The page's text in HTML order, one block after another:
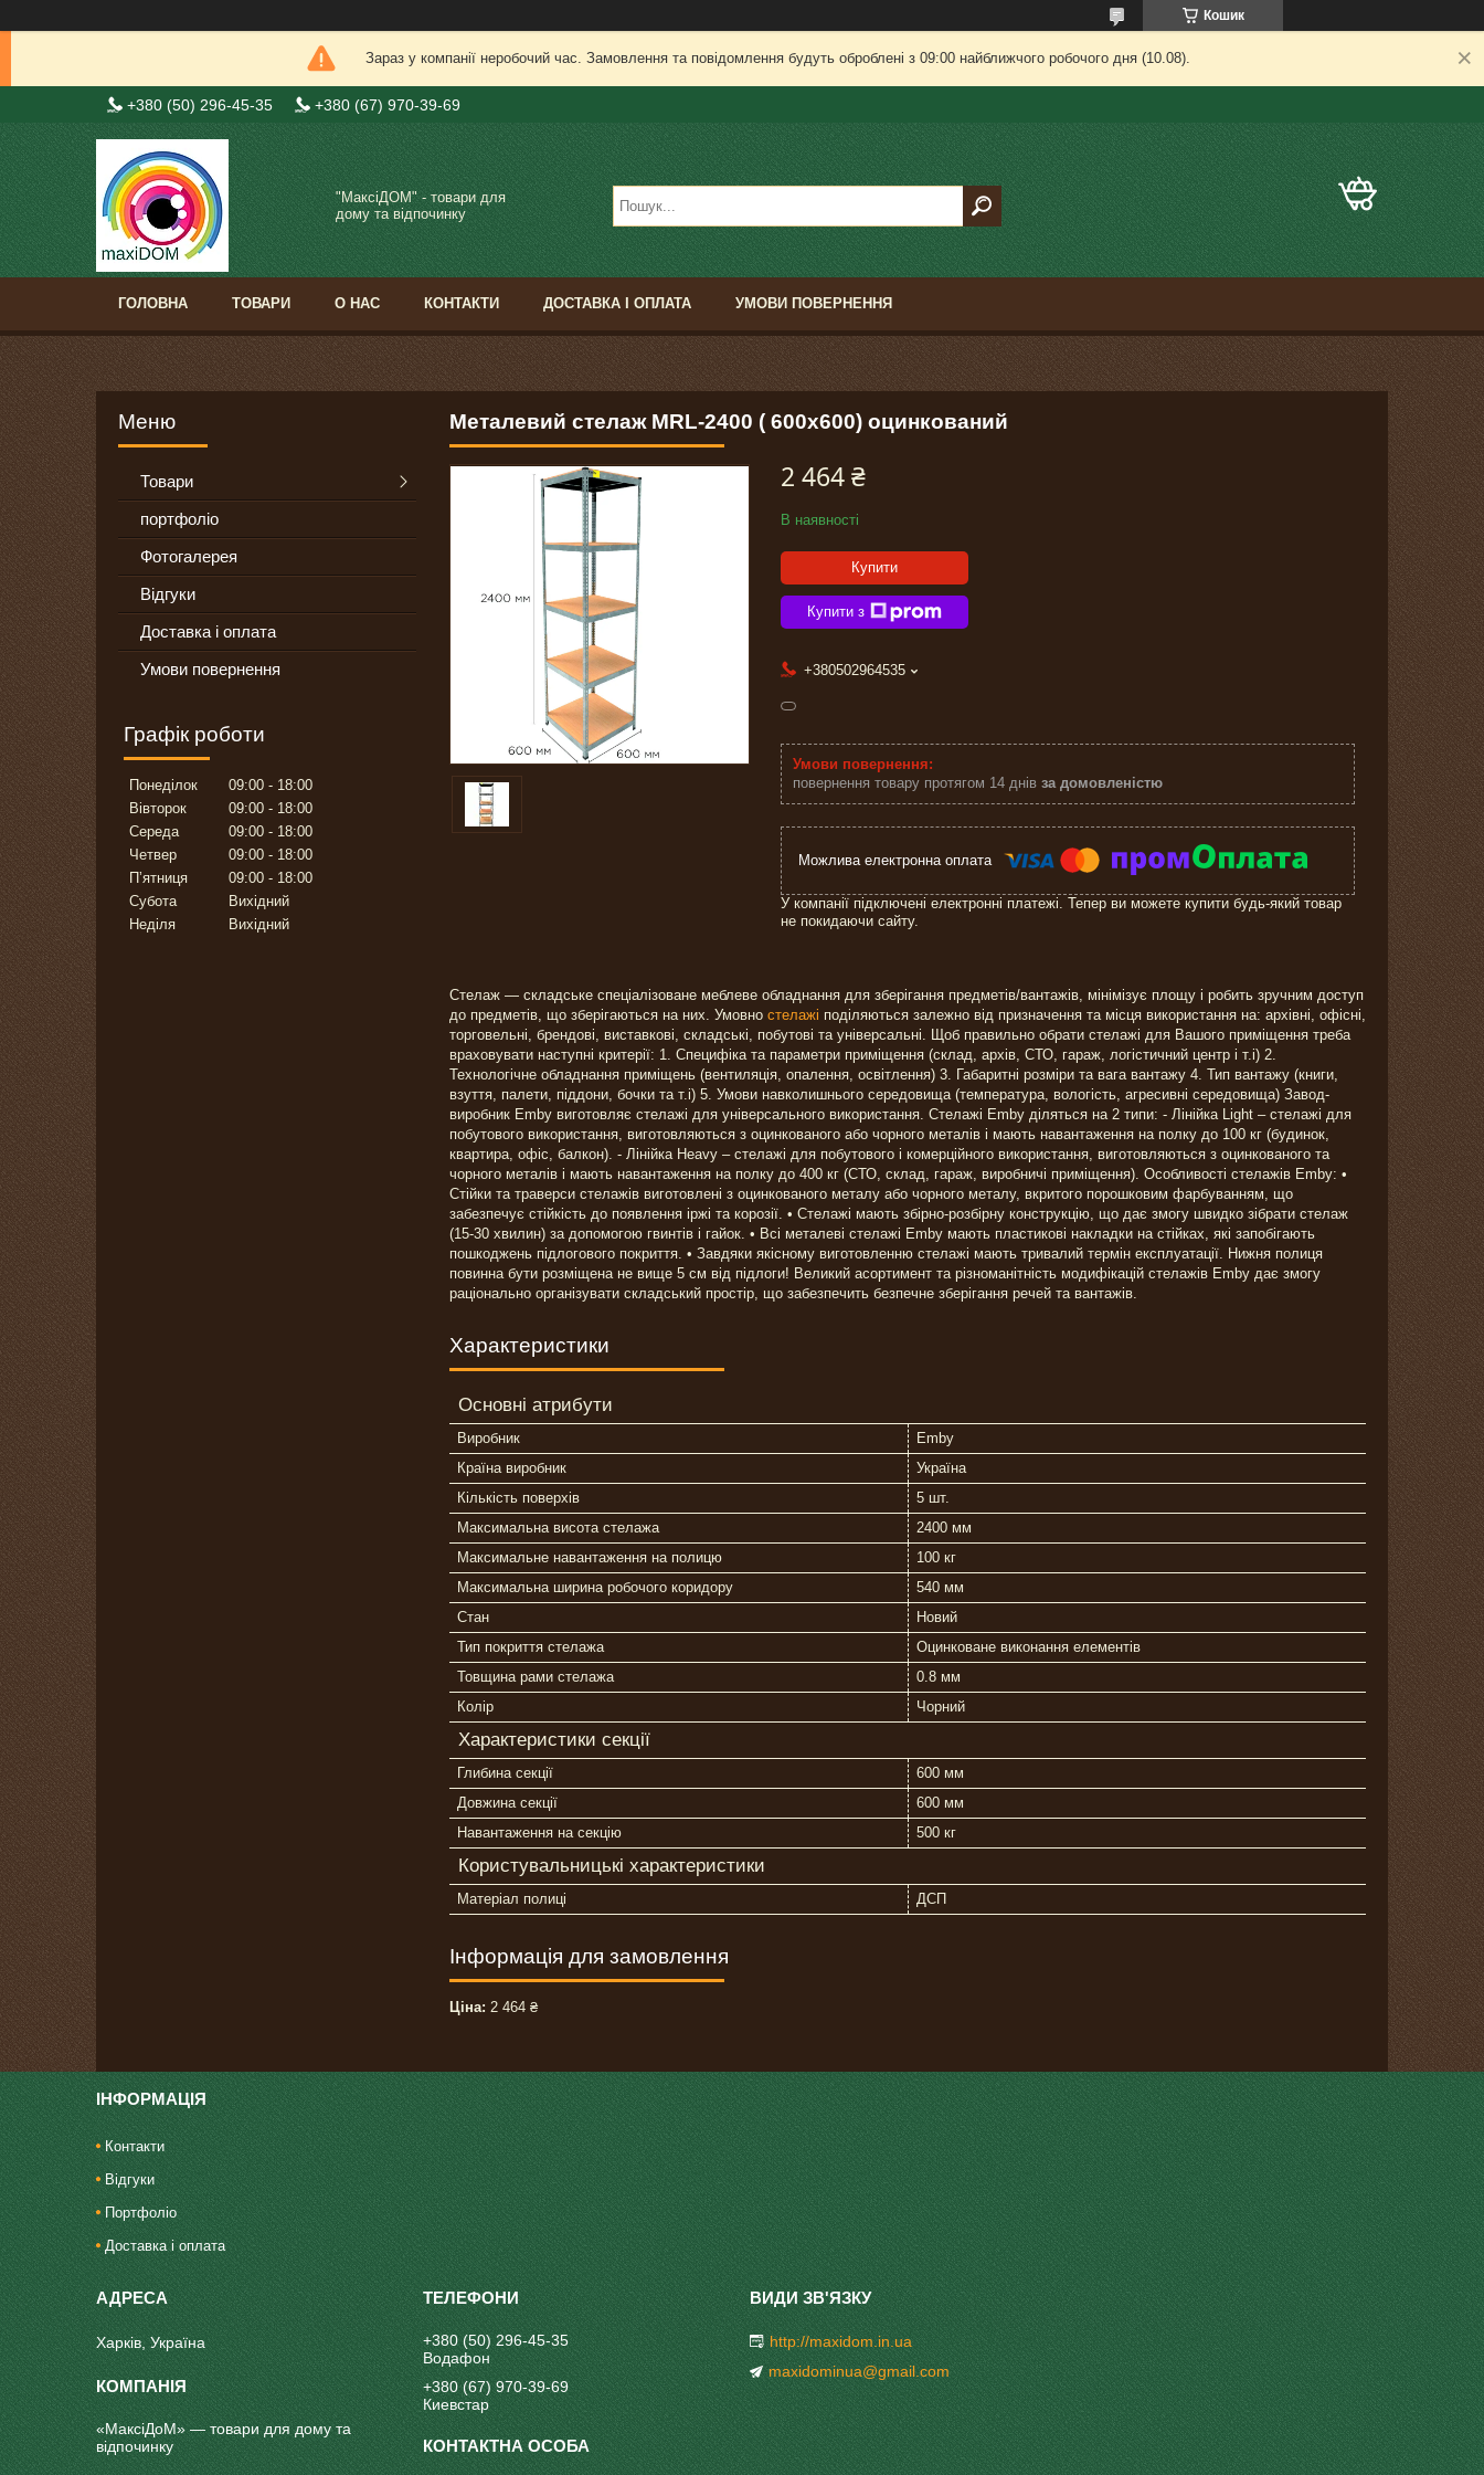
Кошик
Зараз у компанії неробочий час. Замовлення та повідомлення будуть оброблені з 09:00 найближчого робочого дня (10.08).
+380 (50) 296-45-35 +380 (67) 970-39-69
"МаксіДОМ" - товари для
дому та відпочинку
ГОЛОВНА ТОВАРИ О НАС КОНТАКТИ ДОСТАВКА І ОПЛАТА УМОВИ ПОВЕРНЕННЯ
Металевий стелаж MRL-2400 ( 600x600) оцинкований
2 464 ₴
В наявності
Купити
Купити з
+380502964535
повернення товару протягом 14 днів за домовленістю
У компанії підключені електронні платежі. Тепер ви можете купити будь-який товар
не покидаючи сайту.
Стелаж — складське спеціалізоване меблеве обладнання для зберігання предметів/вантажів, мінімізує площу і робить зручним доступ
до предметів, що зберігаються на них. Умовно стелажі поділяються залежно від призначення та місця використання на: архівні, офісні,
торговельні, брендові, виставкові, складські, побутові та універсальні. Щоб правильно обрати стелажі для Вашого приміщення треба
враховувати наступні критерії: 1. Специфіка та параметри приміщення (склад, архів, СТО, гараж, логістичний центр і т.і) 2.
Технологічне обладнання приміщень (вентиляція, опалення, освітлення) 3. Габаритні розміри та вага вантажу 4. Тип вантажу (книги,
взуття, палети, піддони, бочки та т.і) 5. Умови навколишнього середовища (температура, вологість, агресивні середовища) Завод-
виробник Emby виготовляє стелажі для універсального використання. Стелажі Emby діляться на 2 типи: - Лінійка Light – стелажі для
побутового використання, виготовляються з оцинкованого або чорного металів і мають навантаження на полку до 100 кг (будинок,
квартира, офіс, балкон). - Лінійка Heavy – стелажі для побутового і комерційного використання, виготовляються з оцинкованого та
чорного металів і мають навантаження на полку до 400 кг (СТО, склад, гараж, виробничі приміщення). Особливості стелажів Emby: •
Стійки та траверси стелажів виготовлені з оцинкованого металу або чорного металу, вкритого порошковим фарбуванням, що
забезпечує стійкість до появлення іржі та корозії. • Стелажі мають збірно-розбірну конструкцію, що дає змогу швидко зібрати стелаж
(15-30 хвилин) за допомогою гвинтів і гайок. • Всі металеві стелажі Emby мають пластикові накладки на стійках, які запобігають
пошкоджень підлогового покриття. • Завдяки якісному виготовленню стелажі мають тривалий термін експлуатації. Нижня полиця
повинна бути розміщена не вище 5 см від підлоги! Великий асортимент та різноманітність модифікацій стелажів Emby дає змогу
раціонально організувати складський простір, що забезпечить безпечне зберігання речей та вантажів.
Характеристики
Основні атрибути
Виробник
Emby
Країна виробник
Україна
Кількість поверхів
5 шт.
Максимальна висота стелажа
2400 мм
Максимальне навантаження на полицю
100 кг
Максимальна ширина робочого коридору
540 мм
Стан
Новий
Тип покриття стелажа
Оцинковане виконання елементів
Товщина рами стелажа
0.8 мм
Колір
Чорний
Характеристики секції
Глибина секції
600 мм
Довжина секції
600 мм
Навантаження на секцію
500 кг
Користувальницькі характеристики
Матеріал полиці ДСП
Інформація для замовлення
Ціна: 2 464 ₴
Товари
портфоліо
Фотогалерея
Відгуки
Доставка і оплата
Умови повернення
Графік роботи
Понеділок 09:00
18:00
Вівторок
09:00
18:00
Середа
09:00
18:00
Четвер
09:00
18:00
Пʼятниця
09:00
18:00
Субота
Вихідний
Неділя
Вихідний
ІНФОРМАЦІЯ
Контакти
Відгуки
Портфоліо
Доставка і оплата
Харків, Україна
«МаксіДоМ» — товари для дому та
відпочинку
+380 (50) 296-45-35
Водафон
+380 (67) 970-39-69
Киевстар
http://maxidom.in.ua
maxidominua@gmail.com